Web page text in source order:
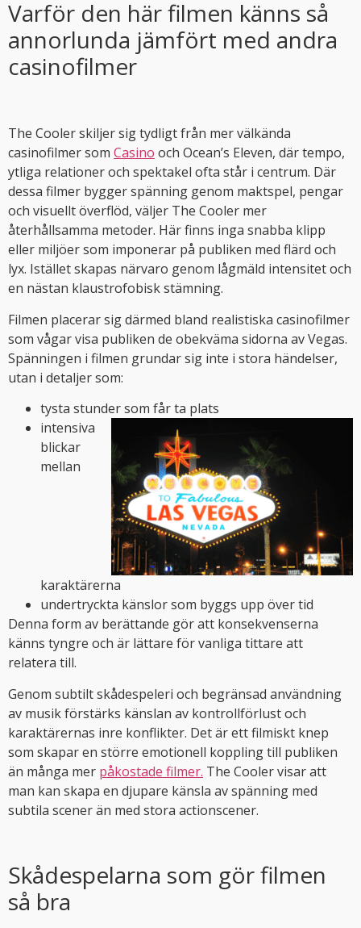
Varför den här filmen känns så
annorlunda jämfört med andra
casinofilmer
The Cooler skiljer sig tydligt från mer välkända
casinofilmer som Casino och Ocean’s Eleven, där tempo,
ytliga relationer och spektakel ofta står i centrum. Där
dessa filmer bygger spänning genom maktspel, pengar
och visuellt överflöd, väljer The Cooler mer
återhållsamma metoder. Här finns inga snabba klipp
eller miljöer som imponerar på publiken med flärd och
lyx. Istället skapas närvaro genom lågmäld intensitet och
en nästan klaustrofobisk stämning.
Filmen placerar sig därmed bland realistiska casinofilmer
som vågar visa publiken de obekväma sidorna av Vegas.
Spänningen i filmen grundar sig inte i stora händelser,
utan i detaljer som:
tysta stunder som får ta plats
intensiva
blickar
mellan
karaktärerna
undertryckta känslor som byggs upp över tid
Denna form av berättande gör att konsekvenserna
känns tyngre och är lättare för vanliga tittare att
relatera till.
Genom subtilt skådespeleri och begränsad användning
av musik förstärks känslan av kontrollförlust och
karaktärernas inre konflikter. Det är ett filmiskt knep
som skapar en större emotionell koppling till publiken
än många mer påkostade filmer. The Cooler visar att
man kan skapa en djupare känsla av spänning med
subtila scener än med stora actionscener.
Skådespelarna som gör filmen
så bra